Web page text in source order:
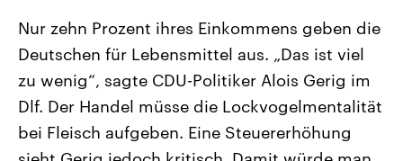
Landtagswahl Sachsen-Anhalt
2026
Alle Informationen
Sachsen-Anhalt wählt am 6.
September 2026 einen neuen
Landtag. Seit 2021 wird das
Bundesland von einer Koalition aus
USA
Aktuelle Beiträge,
Hintergründe
Wirtschaftlich und
gehören die Vereinigten
den mächtigsten Ländern
mit großem Einfluss auf
Nur zehn Prozent ihres Einkommens geben die
Deutschen für Lebensmittel aus. „Das ist viel
zu wenig“, sagte CDU-Politiker Alois Gerig im
Dlf. Der Handel müsse die Lockvogelmentalität
bei Fleisch aufgeben. Eine Steuererhöhung